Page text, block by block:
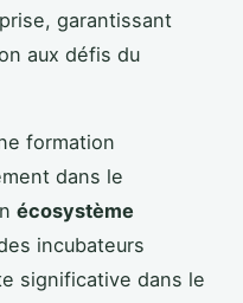
garantissant
aux défis du
formation
dans le
écosystème
incubateurs
significative dans le